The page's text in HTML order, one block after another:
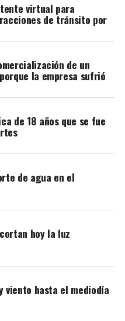
virtual para
de tránsito por
de un
la empresa sufrió
de 18 años que se fue
de agua en el
hoy la luz
viento hasta el mediodía